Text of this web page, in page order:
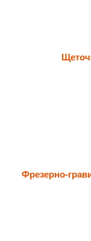
Фрезерно-